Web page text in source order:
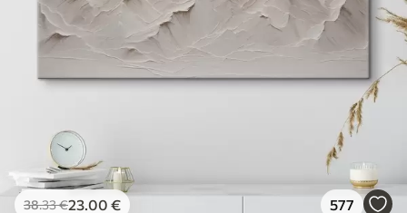
38.33€23.00 € 577